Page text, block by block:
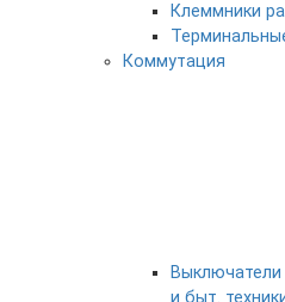
Клеммники
Коммутация
Выключатели